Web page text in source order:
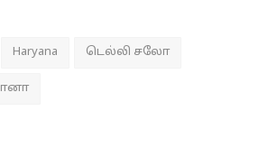
Haryana டெல்லி சலோ